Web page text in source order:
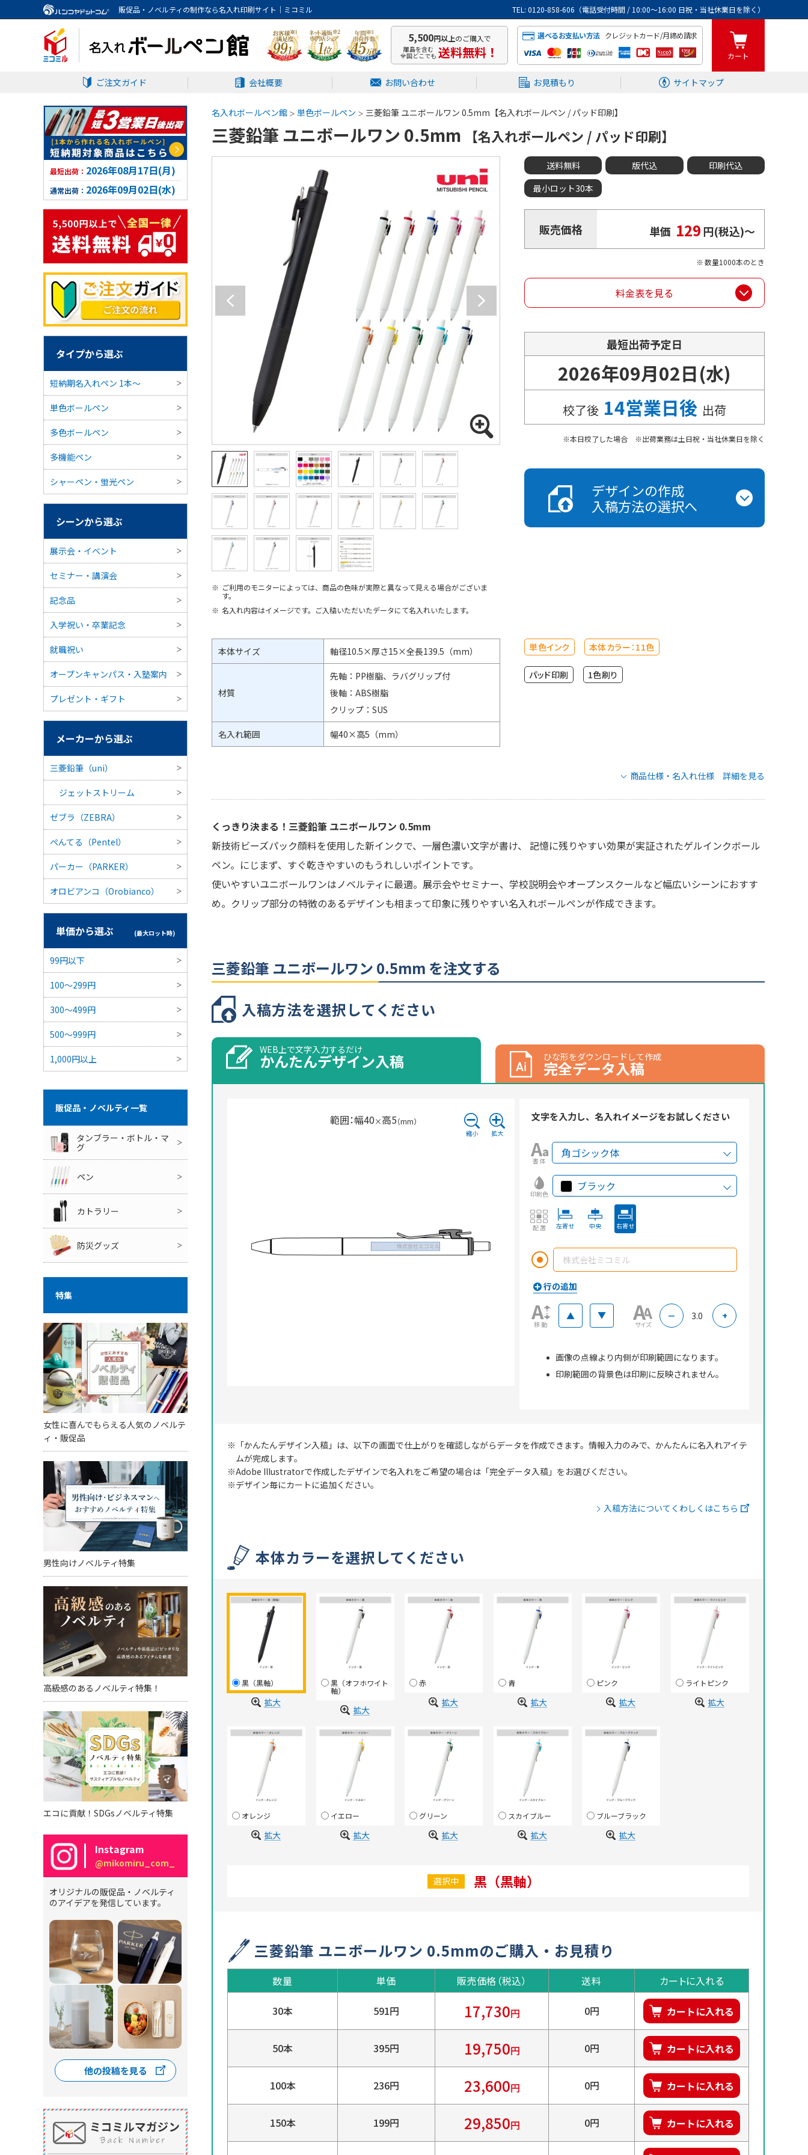
販促品・ノベルティの制作なら名入れ印刷サイト｜ミコミル TEL: 0120-858-606（電話受付時間 / 10:00～16:00 日祝・当社休業日を除く）
5,500円以上のご購入で
離島を含む
全国どこでも 送料無料！
選べるお支払い方法 クレジットカード/月締め請求
カート
ご注文ガイド 会社概要 お問い合わせ お見積もり サイトマップ
最短出荷： 2026年08月17日(月)
通常出荷： 2026年09月02日(水)
タイプから選ぶ
短納期名入れペン 1本〜
単色ボールペン
多色ボールペン
多機能ペン
シャーペン・蛍光ペン
シーンから選ぶ
展示会・イベント
セミナー・講演会
記念品
入学祝い・卒業記念
就職祝い
オープンキャンパス・入塾案内
プレゼント・ギフト
メーカーから選ぶ
三菱鉛筆（uni）
ジェットストリーム
ゼブラ（ZEBRA）
ぺんてる（Pentel）
パーカー（PARKER）
オロビアンコ（Orobianco）
単価から選ぶ (最大ロット時)
99円以下
100～299円
300〜499円
500～999円
1,000円以上
販促品・ノベルティ一覧
タンブラー・ボトル・マ
グ
ペン
カトラリー
防災グッズ
特集
女性に喜んでもらえる人気のノベルテ
ィ・販促品
男性向けノベルティ特集
高級感のあるノベルティ特集！
エコに貢献！SDGsノベルティ特集
Instagram
@mikomiru_com_
オリジナルの販促品・ノベルティ
のアイデアを発信しています。
他の投稿を見る
名入れボールペン館 単色ボールペン 三菱鉛筆 ユニボールワン 0.5mm【名入れボールペン / パッド印刷】
三菱鉛筆 ユニボールワン 0.5mm 【名入れボールペン / パッド印刷】
ご利用のモニターによっては、商品の色味が実際と異なって見える場合がございま
す。
名入れ内容はイメージです。ご入稿いただいたデータにて名入れいたします。
送料無料 版代込
印刷代込
最小ロット30本
販売価格 単価 129円(税込)〜
数量1000本のとき
料金表を見る
最短出荷予定日
2026年09月02日(水)
校了後 14営業日後 出荷
本日校了した場合 ※出荷業務は土日祝・当社休業日を除く
デザインの作成
入稿方法の選択へ
本体サイズ 軸径10.5×厚さ15×全長139.5（mm）
材質
先軸：PP樹脂、ラバグリップ付
後軸：ABS樹脂
クリップ：SUS
名入れ範囲 幅40×高5（mm）
単色インク 本体カラー：11色
パッド印刷 1色刷り
商品仕様・名入れ仕様 詳細を見る
三菱鉛筆 ユニボールワン 0.5mmの商品仕
UMNS05BK.24
UMNS05.24
UMNS05.15
UMNS05.13
UMNS05.2
UMNS05.6
UMNS05.64
本体：黒（黒軸）×インクカラー：
黒
本体：黒（オフホワイト軸）×イン
クカラー：黒
本体：青×インクカラー：青
本体：イエロー×インクカラー：イ
エロー
最短出荷予定日 校了後14営業日後出荷
三菱鉛筆 ユニボールワン 0.5mmの名入れ仕
名入れ方法 パッド印刷
くっきり決まる！三菱鉛筆 ユニボールワン 0.5mm
新技術ビーズパック顔料を使用した新インクで、一層色濃い文字が書け、 記憶に残りやすい効果が実証されたゲルインクボール
ペン。にじまず、すぐ乾きやすいのもうれしいポイントです。
使いやすいユニボールワンはノベルティに最適。展示会やセミナー、学校説明会やオープンスクールなど幅広いシーンにおすす
め。クリップ部分の特徴のあるデザインも相まって印象に残りやすい名入れボールペンが作成できます。
三菱鉛筆 ユニボールワン 0.5mm を注文する
入稿方法を選択してください
WEB上で文字入力するだけ
かんたんデザイン入稿 ひな形をダウンロードして作成
完全データ入稿
縮小 拡大
範囲：幅40×高5（mm） 文字を入力し、名入れイメージをお試しください
書体
印刷色
ブラック
配置 左寄せ 中央 右寄せ
移動
▲ ▲
サイズ
－ 3.0 +
画像の点線より内側が印刷範囲になります。
印刷範囲の背景色は印刷に反映されません。
※「かんたんデザイン入稿」は、以下の画面で仕上がりを確認しながらデータを作成できます。情報入力のみで、かんたんに名入れアイテ
ムが完成します。
※Adobe Illustratorで作成したデザインで名入れをご希望の場合は「完全データ入稿」をお選びください。
※デザイン毎にカートに追加ください。
入稿方法についてくわしくはこちら
本体カラーを選択してください
黒（黒軸）
拡大
黒（オフホワイト
軸）
拡大
赤
拡大
青
拡大
ピンク
拡大
ライトピンク
拡大
オレンジ
拡大
イエロー
拡大
グリーン
拡大
スカイブルー
拡大
ブルーブラック
拡大
選択中 黒（黒軸）
三菱鉛筆 ユニボールワン 0.5mmのご購入・お見積り
数量 単価 販売価格（税込） 送料 カートに入れる
30本 591円 17,730円 0円 カートに入れる
50本 395円 19,750円 0円 カートに入れる
100本 236円 23,600円 0円 カートに入れる
150本 199円 29,850円 0円 カートに入れる